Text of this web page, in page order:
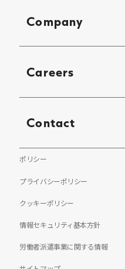
Company
Careers
Contact
ポリシー
プライバシーポリシー
クッキーポリシー
情報セキュリティ基本方針
労働者派遣事業に関する情報